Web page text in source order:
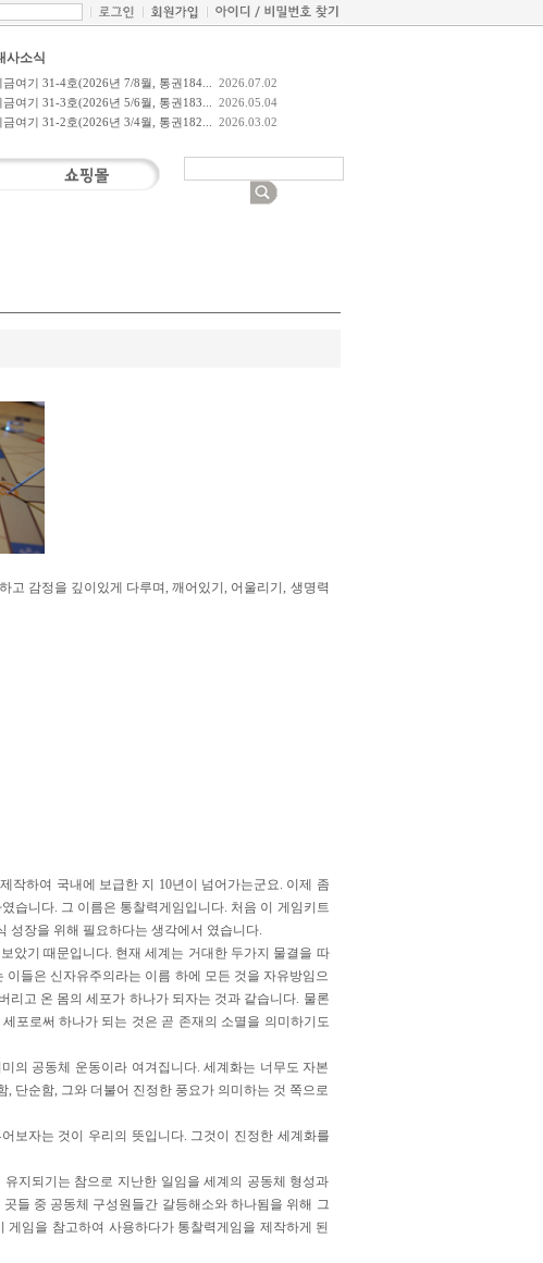
사소식
금여기 31-4호(2026년 7/8월, 통권184...
2026.07.02
금여기 31-3호(2026년 5/6월, 통권183...
2026.05.04
금여기 31-2호(2026년 3/4월, 통권182...
2026.03.02
고 감정을 깊이있게 다루며, 깨어있기, 어울리기, 생명력
작하여 국내에 보급한 지 10년이 넘어가는군요. 이제 좀
습니다. 그 이름은 통찰력게임입니다. 처음 이 게임키트
성장을 위해 필요하다는 생각에서 였습니다.
았기 때문입니다. 현재 세계는 거대한 두가지 물결을 따
들은 신자유주의라는 이름 하에 모든 것을 자유방임으
리고 온 몸의 세포가 하나가 되자는 것과 같습니다. 물론
포로써 하나가 되는 것은 곧 존재의 소멸을 의미하기도
의 공동체 운동이라 여겨집니다. 세계화는 너무도 자본
단순함, 그와 더불어 진정한 풍요가 의미하는 것 쪽으로
보자는 것이 우리의 뜻입니다. 그것이 진정한 세계화를
지되기는 참으로 지난한 일임을 세계의 공동체 형성과
들 중 공동체 구성원들간 갈등해소와 하나됨을 위해 그
임을 참고하여 사용하다가 통찰력게임을 제작하게 된